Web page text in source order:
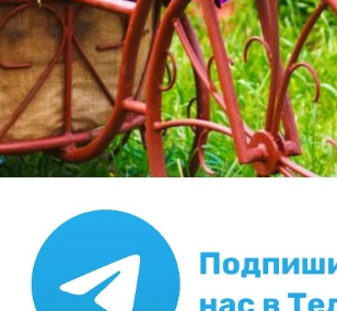
✿
Evgeniya1973
Евгения
Чебоксары
1 декабря 2017, 09:30